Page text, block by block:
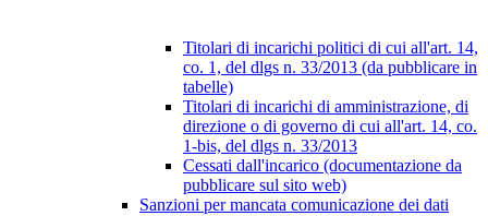
Titolari di incarichi politici di cui all'art. 14,
co. 1, del dlgs n. 33/2013 (da pubblicare in
tabelle)
Titolari di incarichi di amministrazione, di
direzione o di governo di cui all'art. 14, co.
1-bis, del dlgs n. 33/2013
Cessati dall'incarico (documentazione da
pubblicare sul sito web)
Sanzioni per mancata comunicazione dei dati